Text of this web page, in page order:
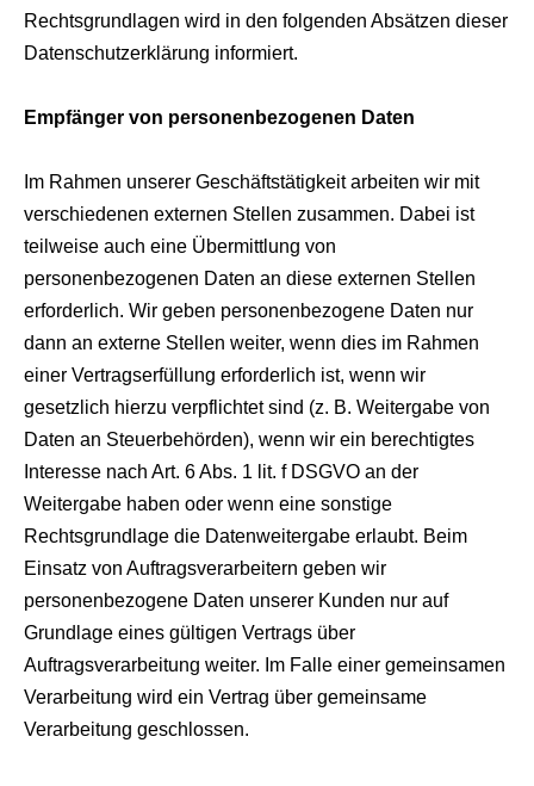
Rechtsgrundlagen wird in den folgenden Absätzen dieser
Datenschutzerklärung informiert.
Empfänger von personenbezogenen Daten
Im Rahmen unserer Geschäftstätigkeit arbeiten wir mit
verschiedenen externen Stellen zusammen. Dabei ist
teilweise auch eine Übermittlung von
personenbezogenen Daten an diese externen Stellen
erforderlich. Wir geben personenbezogene Daten nur
dann an externe Stellen weiter, wenn dies im Rahmen
einer Vertragserfüllung erforderlich ist, wenn wir
gesetzlich hierzu verpflichtet sind (z. B. Weitergabe von
Daten an Steuerbehörden), wenn wir ein berechtigtes
Interesse nach Art. 6 Abs. 1 lit. f DSGVO an der
Weitergabe haben oder wenn eine sonstige
Rechtsgrundlage die Datenweitergabe erlaubt. Beim
Einsatz von Auftragsverarbeitern geben wir
personenbezogene Daten unserer Kunden nur auf
Grundlage eines gültigen Vertrags über
Auftragsverarbeitung weiter. Im Falle einer gemeinsamen
Verarbeitung wird ein Vertrag über gemeinsame
Verarbeitung geschlossen.